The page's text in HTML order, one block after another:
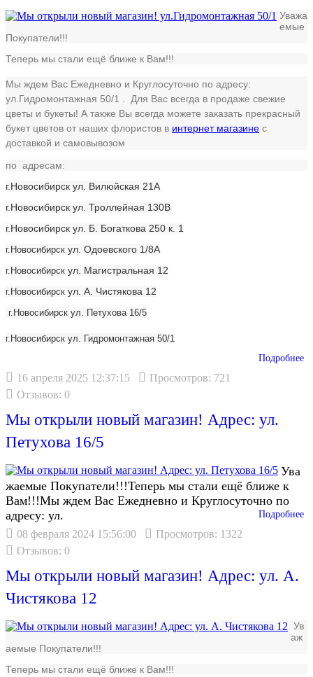
Уважа
емые
Покупатели!!!
Теперь мы стали ещё ближе к Вам!!!
Мы ждем Вас Ежедневно и Круглосуточно по адресу:
ул.Гидромонтажная 50/1 . Для Вас всегда в продаже свежие
цветы и букеты! А также Вы всегда можете заказать прекрасный
букет цветов от наших флористов в интернет магазине с
доставкой и самовывозом
по адресам:
г.Новосибирск ул. Вилюйская 21А
г.Новосибирск ул. Троллейная 130В
г.Новосибирск ул. Б. Богаткова 250 к. 1
г.Новосибирск ул. Одоевского 1/8А
г.Новосибирск ул. Магистральная 12
г.Новосибирск ул. А. Чистякова 12
г.Новосибирск ул. Петухова 16/5
г.Новосибирск ул. Гидромонтажная 50/1
Подробнее
16 апреля 2025 12:37:15
Просмотров: 721
Отзывов: 0
Мы открыли новый магазин! Адрес: ул.
Петухова 16/5
Ува
жаемые Покупатели!!!Теперь мы стали ещё ближе к
Вам!!!Мы ждем Вас Ежедневно и Круглосуточно по
адресу: ул.
Подробнее
08 февраля 2024 15:56:00
Просмотров: 1322
Отзывов: 0
Мы открыли новый магазин! Адрес: ул. А.
Чистякова 12
Ув
аж
аемые Покупатели!!!
Теперь мы стали ещё ближе к Вам!!!